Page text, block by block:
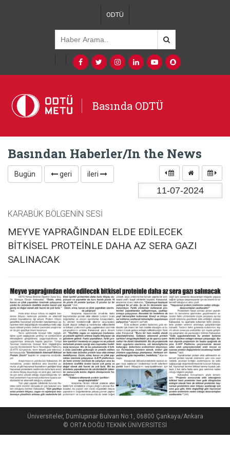
ODTÜ
Basında ODTÜ
Basından Haberler/In the News
Bugün geri ileri
KARABÜK BÖLGENİN SESİ
MEYVE YAPRAĞINDAN ELDE EDİLECEK
BİTKİSEL PROTEİNLE DAHA AZ SERA GAZI
SALINACAK
Üniversiteler, Dumlupınar Bulvarı No:1, 06800 Çankaya/Ankara
© ORTA DOĞU TEKNİK ÜNİVERSİTESİ